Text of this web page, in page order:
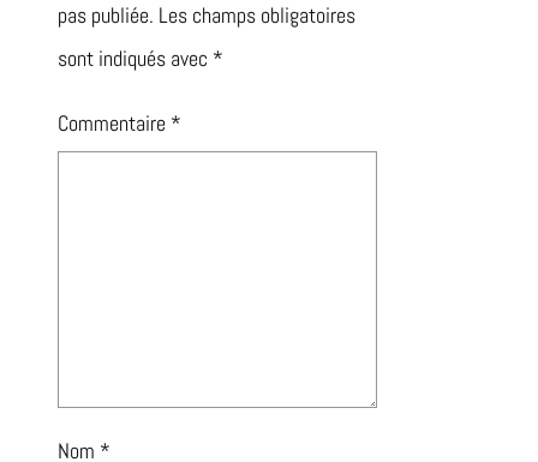
pas publiée. Les champs obligatoires
sont indiqués avec *
Commentaire *
Nom *